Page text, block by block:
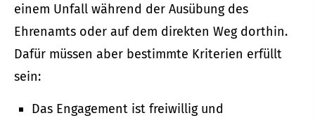
einem Unfall während der Ausübung des
Ehrenamts oder auf dem direkten Weg dorthin.
Dafür müssen aber bestimmte Kriterien erfüllt
sein:
Das Engagement ist freiwillig und